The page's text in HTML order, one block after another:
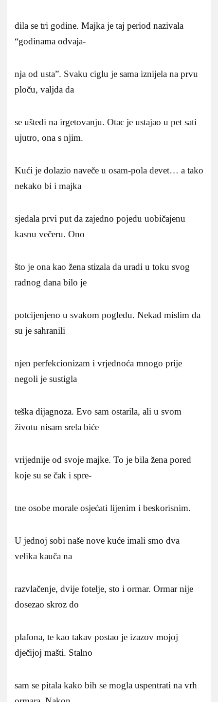
dila se tri godine. Majka je taj period nazivala
“godinama odvaja-
nja od usta”. Svaku ciglu je sama iznijela na prvu
ploču, valjda da
se uštedi na irgetovanju. Otac je ustajao u pet sati
ujutro, ona s njim.
Kući je dolazio naveče u osam-pola devet… a tako
nekako bi i majka
sjedala prvi put da zajedno pojedu uobičajenu
kasnu večeru. Ono
što je ona kao žena stizala da uradi u toku svog
radnog dana bilo je
potcijenjeno u svakom pogledu. Nekad mislim da
su je sahranili
njen perfekcionizam i vrjednoća mnogo prije
negoli je sustigla
teška dijagnoza. Evo sam ostarila, ali u svom
životu nisam srela biće
vrijednije od svoje majke. To je bila žena pored
koje su se čak i spre-
tne osobe morale osjećati lijenim i beskorisnim.
U jednoj sobi naše nove kuće imali smo dva
velika kauča na
razvlačenje, dvije fotelje, sto i ormar. Ormar nije
dosezao skroz do
plafona, te kao takav postao je izazov mojoj
dječijoj mašti. Stalno
sam se pitala kako bih se mogla uspentrati na vrh